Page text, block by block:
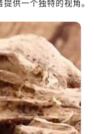
供一个独特的视角。